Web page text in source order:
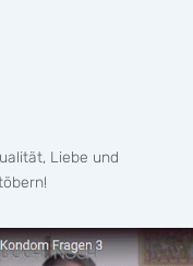
Liebe und